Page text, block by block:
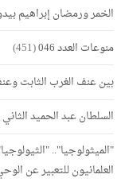
الخمر ورمضان إبراهيم
منوعات العدد 046
(451)
بين عنف الغرب الثابت
السلطان عبد الحميد
"الميثولوجيا"..
العلمانيون للتعبير عن